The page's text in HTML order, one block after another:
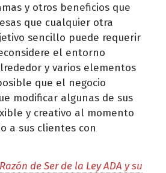
y otros beneficios que
que cualquier otra
sencillo puede requerir
el entorno
y varios elementos
que el negocio
modificar algunas de sus
y creativo al momento
a sus clientes con
de Ser de la Ley ADA y su